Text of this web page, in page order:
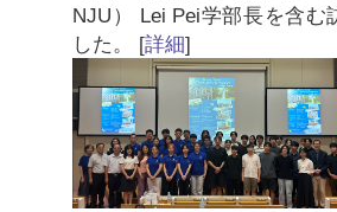
NJU） Lei Pei学部長を含
した。 [詳細]